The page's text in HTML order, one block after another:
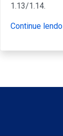
1.13/1.14.
Continue lendo